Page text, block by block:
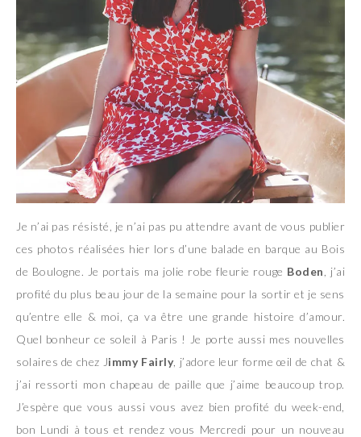
Je n’ai pas résisté, je n’ai pas pu attendre avant de vous publier
ces photos réalisées hier lors d’une balade en barque au Bois
de Boulogne. Je portais ma jolie robe fleurie rouge Boden
, j’ai
profité du plus beau jour de la semaine pour la sortir et je sens
qu’entre elle & moi, ça va être une grande histoire d’amour.
Quel bonheur ce soleil à Paris ! Je porte aussi mes nouvelles
solaires de chez Jimmy Fairly, j’adore leur forme œil de chat &
j’ai ressorti mon chapeau de paille que j’aime beaucoup trop.
J’espère que vous aussi vous avez bien profité du week-end,
bon Lundi à tous et rendez vous Mercredi pour un nouveau